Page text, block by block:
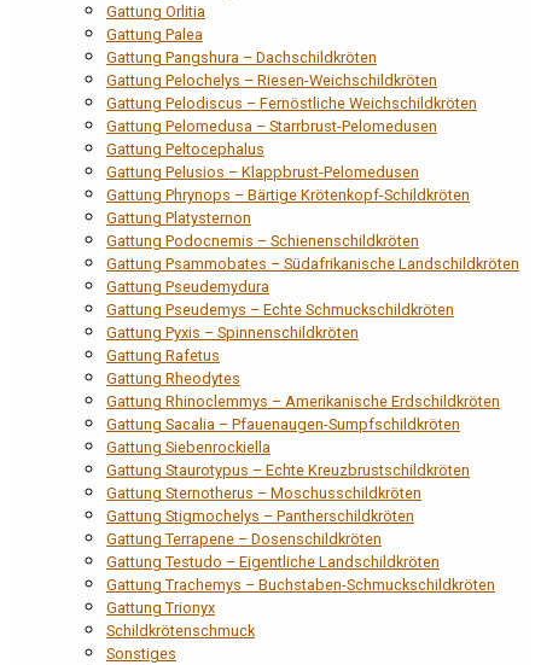
Gattung Orlitia
Gattung Palea
Gattung Pangshura – Dachschildkröten
Gattung Pelochelys – Riesen-Weichschildkröten
Gattung Pelodiscus – Fernöstliche Weichschildkröten
Gattung Pelomedusa – Starrbrust-Pelomedusen
Gattung Peltocephalus
Gattung Pelusios – Klappbrust-Pelomedusen
Gattung Phrynops – Bärtige Krötenkopf-Schildkröten
Gattung Platysternon
Gattung Podocnemis – Schienenschildkröten
Gattung Psammobates – Südafrikanische Landschildkröten
Gattung Pseudemydura
Gattung Pseudemys – Echte Schmuckschildkröten
Gattung Pyxis – Spinnenschildkröten
Gattung Rafetus
Gattung Rheodytes
Gattung Rhinoclemmys – Amerikanische Erdschildkröten
Gattung Sacalia – Pfauenaugen-Sumpfschildkröten
Gattung Siebenrockiella
Gattung Staurotypus – Echte Kreuzbrustschildkröten
Gattung Sternotherus – Moschusschildkröten
Gattung Stigmochelys – Pantherschildkröten
Gattung Terrapene – Dosenschildkröten
Gattung Testudo – Eigentliche Landschildkröten
Gattung Trachemys – Buchstaben-Schmuckschildkröten
Gattung Trionyx
Schildkrötenschmuck
Sonstiges